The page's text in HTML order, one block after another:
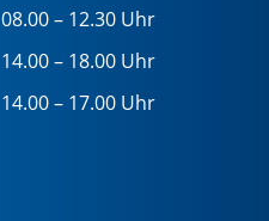
08.00 – 12.30 Uhr
14.00 – 18.00 Uhr
14.00 – 17.00 Uhr